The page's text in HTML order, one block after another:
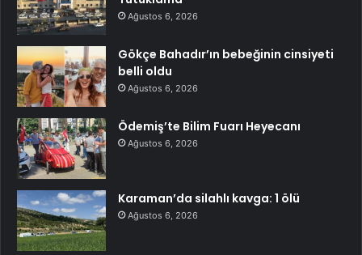
Ağustos 6, 2026
Gökçe Bahadır’ın bebeğinin cinsiyeti
belli oldu
Ağustos 6, 2026
Ödemiş’te Bilim Fuarı Heyecanı
Ağustos 6, 2026
Karaman’da silahlı kavga: 1 ölü
Ağustos 6, 2026